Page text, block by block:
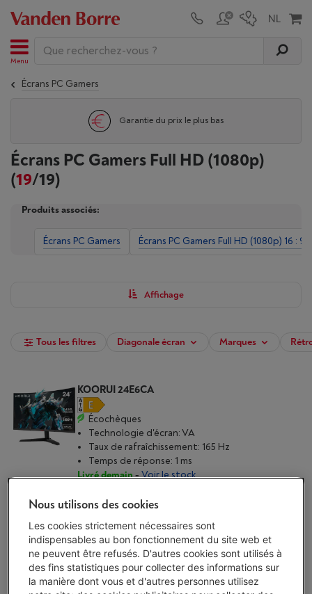
Menu
Écrans PC Gamers
Garantie du prix le plus bas
Écrans PC Gamers Full HD (1080p)
(19/19)
Produits associés:
Écrans PC Gamers Écrans PC Gamers Full HD (1080p) 16 : 9
Affichage
Tous les filtres Diagonale écran Marques
KOORUI 24E6CA
Écochèques
Technologie d'écran: VA
Taux de rafraîchissement: 165 Hz
Temps de réponse: 1 ms
Livré demain-Voir le stock
Comparer
Nous utilisons des cookies
Les cookies strictement nécessaires sont
indispensables au bon fonctionnement du site web et
ne peuvent être refusés. D'autres cookies sont utilisés à
des fins statistiques pour collecter des informations sur
la manière dont vous et d'autres personnes utilisez